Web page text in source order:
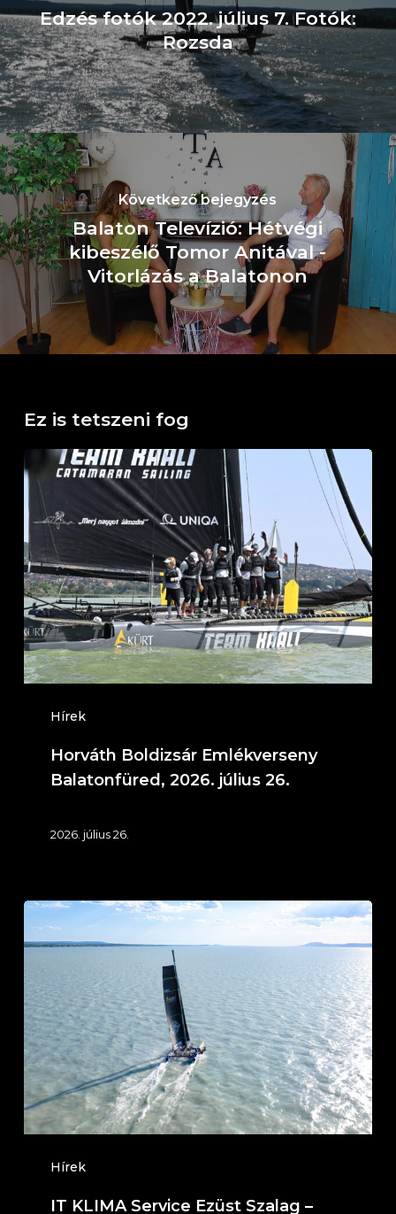
Edzés fotók 2022. július 7. Fotók:
Rozsda
Következő bejegyzés
Balaton Televízió: Hétvégi
kibeszélő Tomor Anitával -
Vitorlázás a Balatonon
Ez is tetszeni fog
Hírek
Horváth
Boldizsár
Emlékverseny
Balatonfüred,
2026.
július
26.
Horváth Boldizsár Emlékverseny
Balatonfüred, 2026. július 26.
2026. július 26.
Hírek
IT
KLIMA
Ezüst
Szalag
–
Éjszakai
túraverseny
2026.
július
IT KLIMA Service Ezüst Szalag –